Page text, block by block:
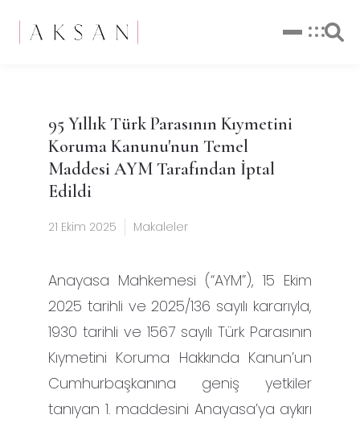
95 Yıllık Türk Parasının Kıymetini
Koruma Kanunu'nun Temel
Maddesi AYM Tarafından İptal
Edildi
21 Ekim 2025 Makaleler
Anayasa Mahkemesi (“AYM”), 15 Ekim
2025 tarihli ve 2025/136 sayılı kararıyla,
1930 tarihli ve 1567 sayılı Türk Parasının
Kıymetini Koruma Hakkında Kanun’un
Cumhurbaşkanına geniş yetkiler
tanıyan 1. maddesini Anayasa’ya aykırı